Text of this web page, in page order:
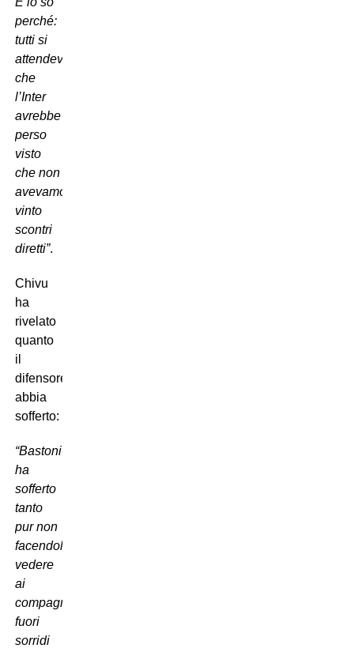
perché:
tutti si
attendevano
che
l’Inter
avrebbe
perso
visto
che non
avevamo
vinto
scontri
diretti”.
Chivu
ha
rivelato
quanto
il
difensore
abbia
sofferto:
“Bastoni
ha
sofferto
tanto
pur non
facendolo
vedere
ai
compagni:
fuori
sorridi